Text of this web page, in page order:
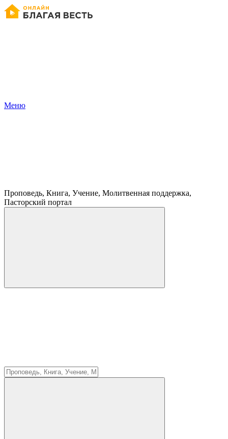
Меню
Проповедь, Книга, Учение, Молитвенная поддержка,
Пасторский портал